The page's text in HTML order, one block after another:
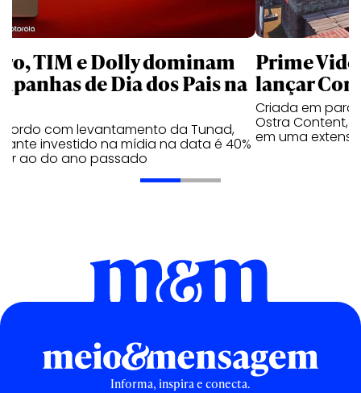
TIM e Dolly dominam
de Dia dos Pais na
com levantamento da Tunad,
investido na mídia na data é 40%
ao do ano passado
Prime
lançar
Criada em
Ostra Content,
em uma
Informa, inspira e conecta.